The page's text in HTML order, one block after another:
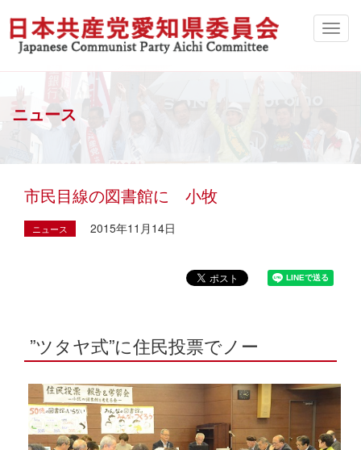
ニュース
市民目線の図書館に 小牧
ニュース 2015年11月14日
”ツタヤ式”に住民投票でノー